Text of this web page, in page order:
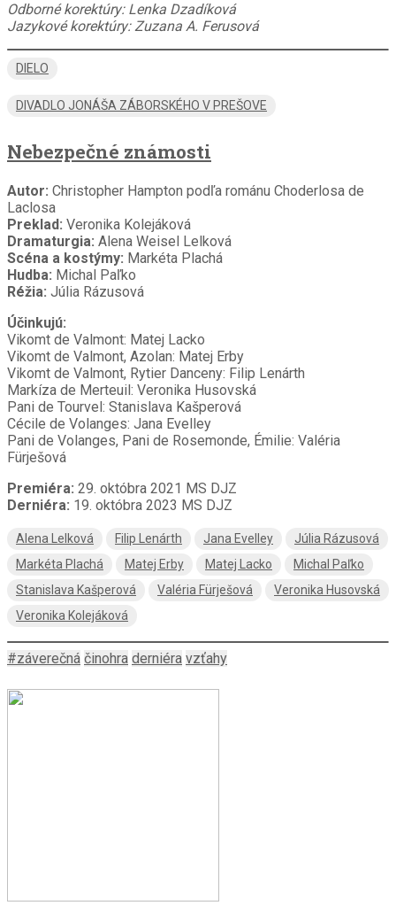
Odborné korektúry: Lenka Dzadíková
Jazykové korektúry: Zuzana A. Ferusová
DIELO
DIVADLO JONÁŠA ZÁBORSKÉHO V PREŠOVE
Nebezpečné známosti
Autor: Christopher Hampton podľa románu Choderlosa de
Laclosa
Preklad: Veronika Kolejáková
Dramaturgia: Alena Weisel Lelková
Scéna a kostýmy: Markéta Plachá
Hudba: Michal Paľko
Réžia: Júlia Rázusová
Účinkujú:
Vikomt de Valmont: Matej Lacko
Vikomt de Valmont, Azolan: Matej Erby
Vikomt de Valmont, Rytier Danceny: Filip Lenárth
Markíza de Merteuil: Veronika Husovská
Pani de Tourvel: Stanislava Kašperová
Cécile de Volanges: Jana Evelley
Pani de Volanges, Pani de Rosemonde, Émilie: Valéria
Fürješová
Premiéra: 29. októbra 2021 MS DJZ
Derniéra: 19. októbra 2023 MS DJZ
Alena Lelková Filip Lenárth Jana Evelley
Júlia Rázusová
Markéta Plachá
Matej Erby Matej Lacko
Michal Paľko
Stanislava Kašperová
Valéria Fürješová
Veronika Husovská
Veronika Kolejáková
#záverečná činohra derniéra vzťahy